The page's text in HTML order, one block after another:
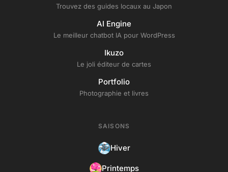
Trouvez des guides locaux au Japon
AI Engine
Le meilleur chatbot IA pour WordPress
Ikuzo
Le joli éditeur de cartes
Portfolio
Photographie et livres
SAISONS
Hiver
Printemps